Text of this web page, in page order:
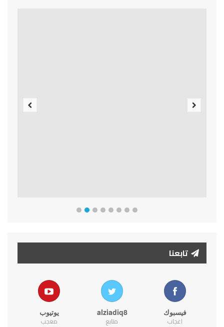
تابعنا
فيسبوك
اعجاب
alziadiq8
متابع
يوتيوب
معجب